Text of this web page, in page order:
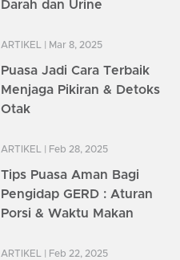
Darah dan Urine
ARTIKEL | Mar 8, 2025
Puasa Jadi Cara Terbaik
Menjaga Pikiran & Detoks
Otak
ARTIKEL | Feb 28, 2025
Tips Puasa Aman Bagi
Pengidap GERD : Aturan
Porsi & Waktu Makan
ARTIKEL | Feb 22, 2025